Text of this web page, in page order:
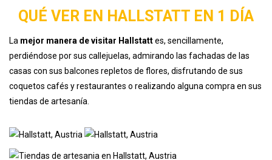
QUÉ VER EN HALLSTATT EN 1 DÍA
La mejor manera de visitar Hallstattes, sencillamente,
perdiéndose por sus callejuelas, admirando las fachadas de las
casas con sus balcones repletos de flores, disfrutando de sus
coquetos cafés y restaurantes o realizando alguna compra en sus
tiendas de artesanía.